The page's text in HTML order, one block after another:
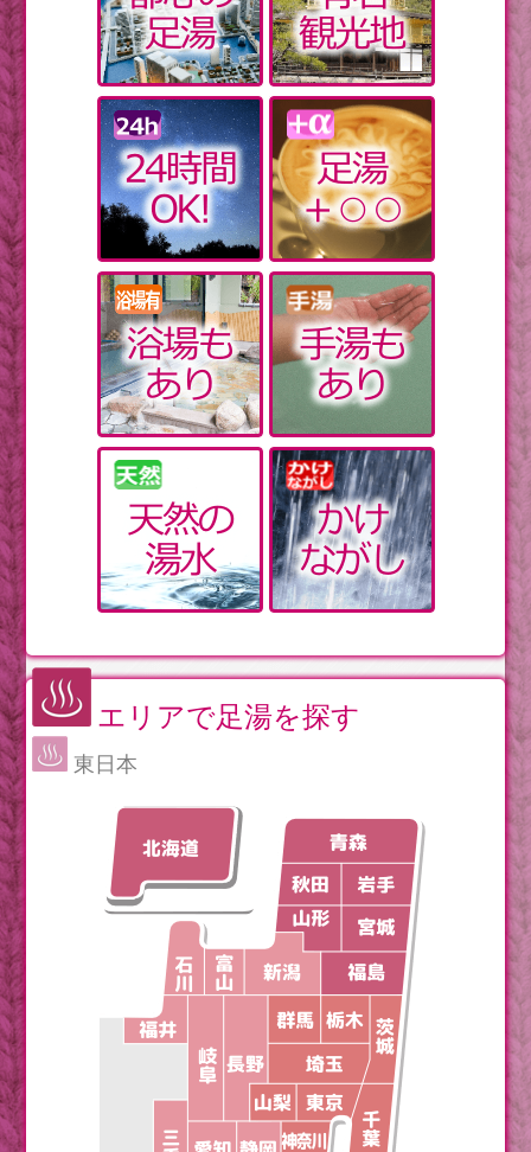
忍者を体験して丸一日たっぷり遊ぼう【東日本編】
【鹿児島】知覧の武家屋敷群散策へ出かけよう
【神奈川】春が来た横浜の森を歩こう
真冬の飲みもの。温まりたいならこれNG
乾燥肌でかゆいなら、まずは下着を見直す
韓国人の教条主義
【皇室】テロリストが襲いかかろうとしたそのとき、
美智子皇后のとっさの行動とは？
エリアで足湯を探す
東日本